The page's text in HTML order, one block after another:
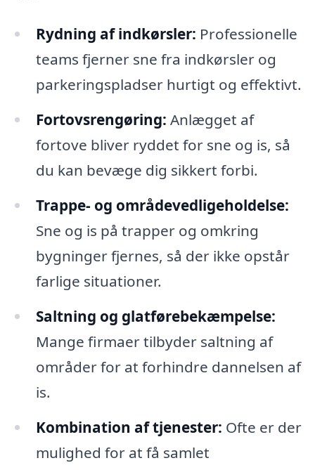
Rydning af indkørsler: Professionelle
teams fjerner sne fra indkørsler og
parkeringspladser hurtigt og effektivt.
Fortovsrengøring: Anlægget af
fortove bliver ryddet for sne og is, så
du kan bevæge dig sikkert forbi.
Trappe- og områdevedligeholdelse:
Sne og is på trapper og omkring
bygninger fjernes, så der ikke opstår
farlige situationer.
Saltning og glatførebekæmpelse:
Mange firmaer tilbyder saltning af
områder for at forhindre dannelsen af
is.
Kombination af tjenester: Ofte er der
mulighed for at få samlet